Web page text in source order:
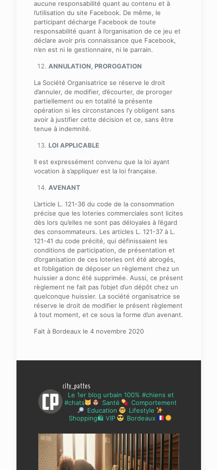
aucune responsabilité quant au contenu et à
l’utilisation du site Facebook. De même, le
participant décharge Facebook de toute
responsabilité quant à l’organisation de ce jeu et
déclare avoir pris connaissance que Facebook,
n’en est ni le gestionnaire, ni le parrain.
ANNULATION, PROROGATION
La Société Organisatrice se réserve le droit
d’annuler, de modifier, d’écourter, de proroger
partiellement ou en totalité la présente
opération si les circonstances l’y obligent sans
avoir à justifier cette décision et ce, sans être
tenue à indemnité.
LOI APPLICABLE
Il est expressément convenu que la loi ayant
vocation à s’appliquer est la loi française.
AVENANT
L’article L. 121-36 du code de la consommation
précise que les loteries commerciales sont licites
dès lors qu’elles ne sont pas déloyales à l’égard
des consommateurs. Les articles L. 121-37 à L.
121-41 du code précité, qui définissaient les
conditions de participation, de présentation et
d’organisation de ces loteries ont été abrogés,
et l’obligation de déposer un règlement chez un
huissier a donc été supprimée. Aussi, ce présent
règlement ne fait pas l’objet d’un dépôt chez un
quelconque huissier. La société organisatrice se
réserve le droit de modifier le présent règlement
à tout moment, et ce sous la forme d’un avenant.
Fait à Bordeaux le 4 novembre 2020
city_pattes
Le 1er blog urbain 100% #chiens et
#chats
Santé
Comportement
Education
Lifestyle
Shopping🛍 VIP
Bordeaux